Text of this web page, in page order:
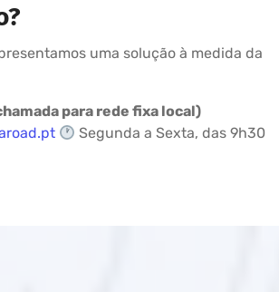
uma solução à medida da
para rede fixa local)
Segunda a Sexta, das 9h30